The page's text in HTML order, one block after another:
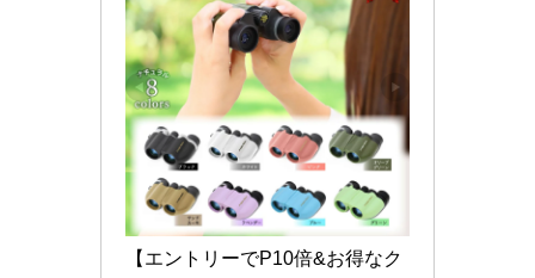
【エントリーでP10倍&お得なク